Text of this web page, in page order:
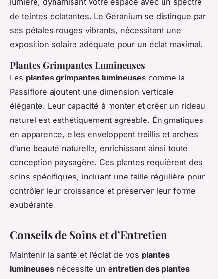
lumière, dynamisant votre espace avec un spectre
de teintes éclatantes. Le Géranium se distingue par
ses pétales rouges vibrants, nécessitant une
exposition solaire adéquate pour un éclat maximal.
Plantes Grimpantes Lumineuses
Les plantes grimpantes lumineuses comme la
Passiflore ajoutent une dimension verticale
élégante. Leur capacité à monter et créer un rideau
naturel est esthétiquement agréable. Énigmatiques
en apparence, elles enveloppent treillis et arches
d’une beauté naturelle, enrichissant ainsi toute
conception paysagère. Ces plantes requièrent des
soins spécifiques, incluant une taille régulière pour
contrôler leur croissance et préserver leur forme
exubérante.
Conseils de Soins et d’Entretien
Maintenir la santé et l’éclat de vos plantes
lumineuses nécessite un entretien des plantes